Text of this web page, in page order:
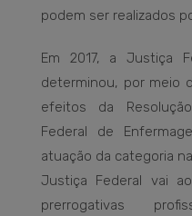
podem ser realizados
Em 2017, a Justiça
determinou, por meio
efeitos da
Federal de
atuação da categoria
Justiça Federal vai
prerrogativas